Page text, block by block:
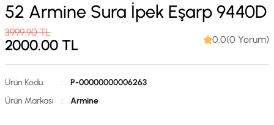
52 Armine Sura İpek Eşarp 9440D
3999.90TL
2000.00 TL 0.0(0 Yorum)
Ürün Kodu :
P-00000000006263
Ürün Markası
: Armine